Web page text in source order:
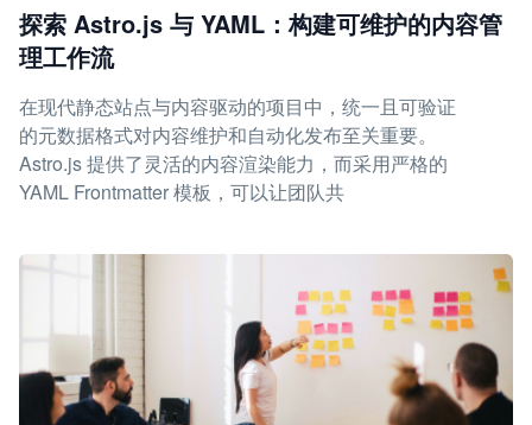
探索 Astro.js 与 YAML：构建可维护的内容管
理工作流
在现代静态站点与内容驱动的项目中，统一且可验证
的元数据格式对内容维护和自动化发布至关重要。
Astro.js 提供了灵活的内容渲染能力，而采用严格的
YAML Frontmatter 模板，可以让团队共